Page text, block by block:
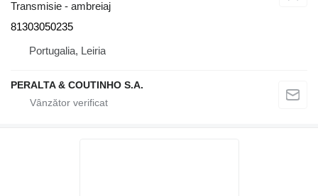
Transmisie - ambreiaj
81303050235
Portugalia, Leiria
PERALTA & COUTINHO S.A.